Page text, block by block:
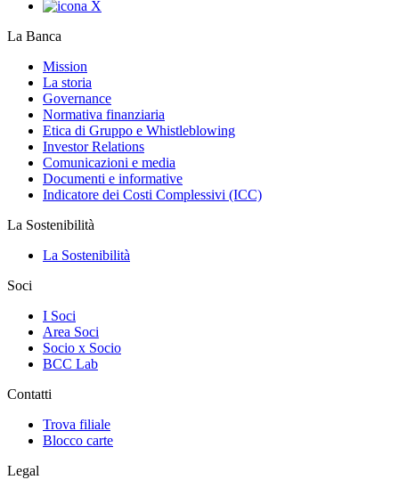
La Banca
Mission
La storia
Governance
Normativa finanziaria
Etica di Gruppo e Whistleblowing
Investor Relations
Comunicazioni e media
Documenti e informative
Indicatore dei Costi Complessivi (ICC)
La Sostenibilità
La Sostenibilità
Soci
I Soci
Area Soci
Socio x Socio
BCC Lab
Contatti
Trova filiale
Blocco carte
Legal